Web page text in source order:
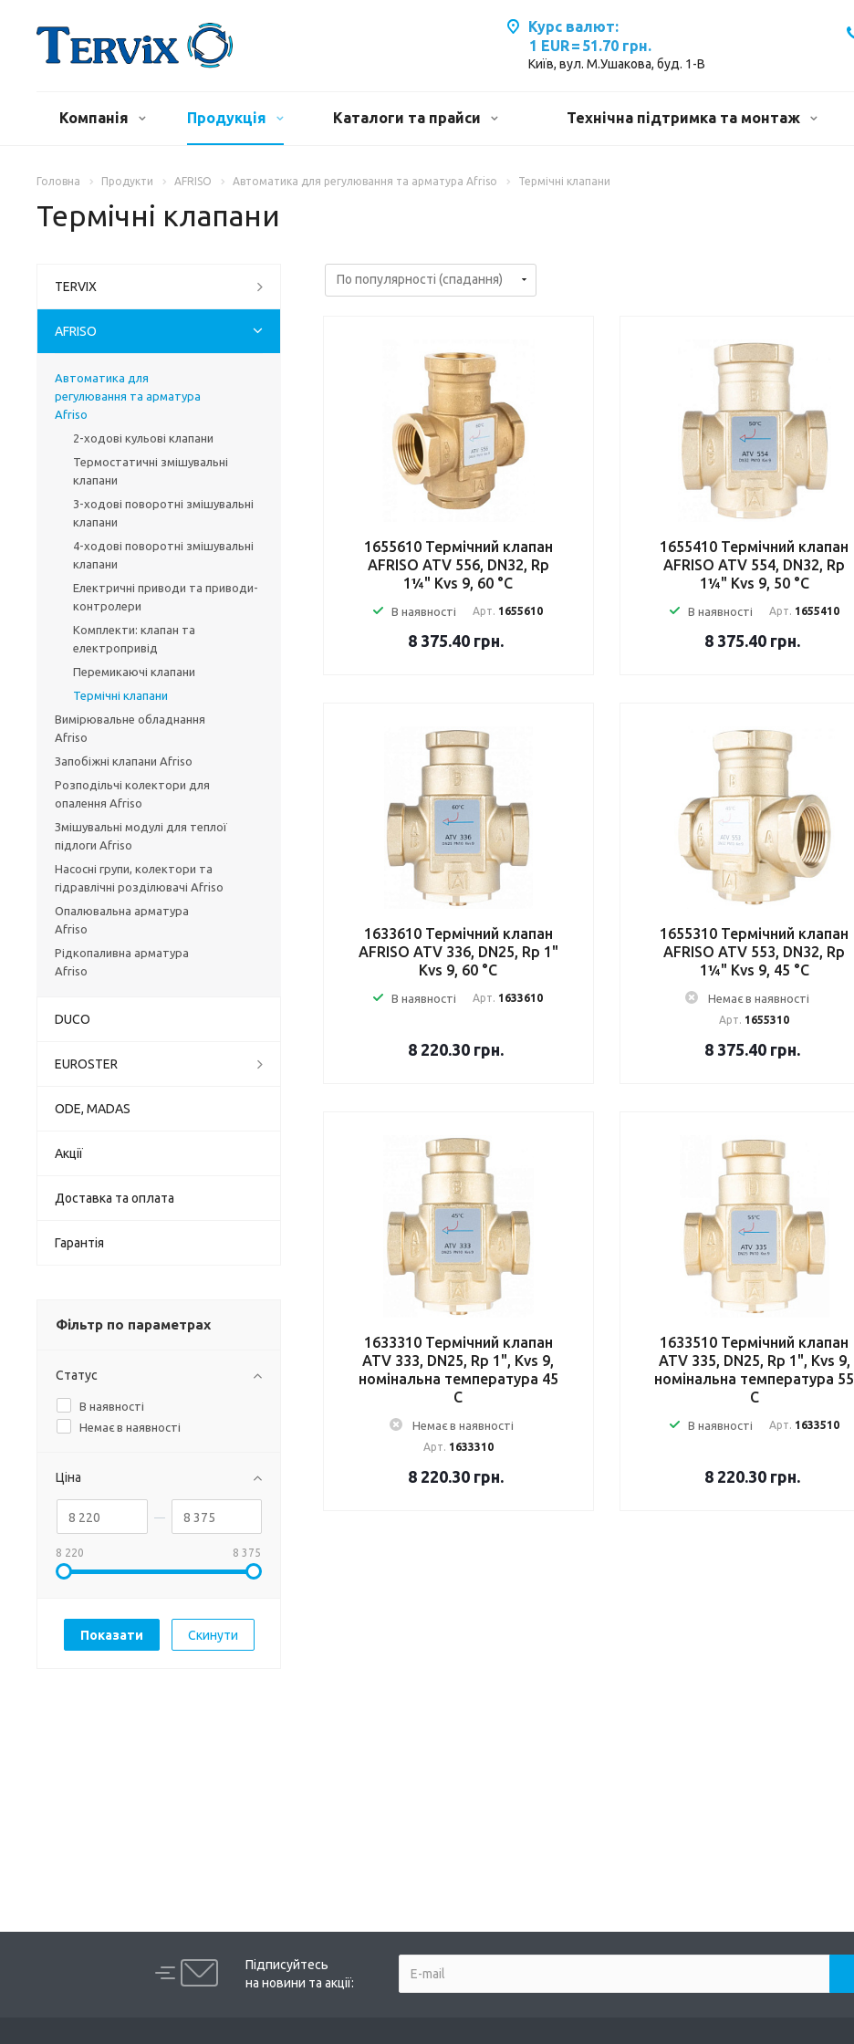
Курс валют:
1 EUR= 51.70 грн.
Київ, вул. М.Ушакова, буд. 1-В
Компанія Продукція Каталоги та прайси Технічна підтримка та монтаж
Головна Продукти AFRISO Автоматика для регулювання та арматура Afriso Термічні клапани
Термічні клапани
1655610 Термічний клапан
AFRISO ATV 556, DN32, Rp
1¼" Kvs 9, 60 °C
В наявності Арт. 1655610
8 375.40 грн.
1655410 Термічний клапан
AFRISO ATV 554, DN32, Rp
1¼" Kvs 9, 50 °C
В наявності Арт. 1655410
8 375.40 грн.
1633610 Термічний клапан
AFRISO ATV 336, DN25, Rp 1"
Kvs 9, 60 °C
В наявності Арт. 1633610
8 220.30 грн.
1655310 Термічний клапан
AFRISO ATV 553, DN32, Rp
1¼" Kvs 9, 45 °C
Немає в наявності
Арт. 1655310
8 375.40 грн.
1633310 Термічний клапан
ATV 333, DN25, Rp 1", Kvs 9,
номінальна температура 45
C
Немає в наявності
Арт. 1633310
8 220.30 грн.
1633510 Термічний клапан
ATV 335, DN25, Rp 1", Kvs 9,
номінальна температура 55
C
В наявності Арт. 1633510
8 220.30 грн.
TERVIX
AFRISO
Автоматика для
регулювання та арматура
Afriso
2-ходові кульові клапани
Термостатичні змішувальні
клапани
3-ходові поворотні змішувальні
клапани
4-ходові поворотні змішувальні
клапани
Електричні приводи та приводи-
контролери
Комплекти: клапан та
електропривід
Перемикаючі клапани
Термічні клапани
Вимірювальне обладнання
Afriso
Запобіжні клапани Afriso
Розподільчі колектори для
опалення Afriso
Змішувальні модулі для теплої
підлоги Afriso
Насосні групи, колектори та
гідравлічні розділювачі Afriso
Опалювальна арматура
Afriso
Рідкопаливна арматура
Afriso
DUCO
EUROSTER
ODE, MADAS
Акції
Доставка та оплата
Гарантія
Фільтр по параметрах
Статус
В наявності
Немає в наявності
Ціна
8 220 8 375
Скинути
Підписуйтесь
на новини та акції: